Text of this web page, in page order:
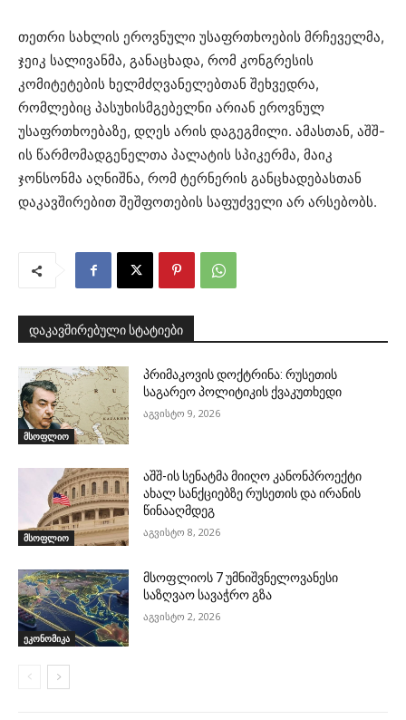
თეთრი სახლის ეროვნული უსაფრთხოების მრჩეველმა,
ჯეიკ სალივანმა, განაცხადა, რომ კონგრესის
კომიტეტების ხელმძღვანელებთან შეხვედრა,
რომლებიც პასუხისმგებელნი არიან ეროვნულ
უსაფრთხოებაზე, დღეს არის დაგეგმილი. ამასთან, აშშ-
ის წარმომადგენელთა პალატის სპიკერმა, მაიკ
ჯონსონმა აღნიშნა, რომ ტერნერის განცხადებასთან
დაკავშირებით შეშფოთების საფუძველი არ არსებობს.
დაკავშირებული სტატიები
მსოფლიო
პრიმაკოვის დოქტრინა: რუსეთის
საგარეო პოლიტიკის ქვაკუთხედი
აგვისტო 9, 2026
მსოფლიო
აშშ-ის სენატმა მიიღო კანონპროექტი
ახალ სანქციებზე რუსეთის და ირანის
წინააღმდეგ
აგვისტო 8, 2026
ეკონომიკა
მსოფლიოს 7 უმნიშვნელოვანესი
საზღვაო სავაჭრო გზა
აგვისტო 2, 2026